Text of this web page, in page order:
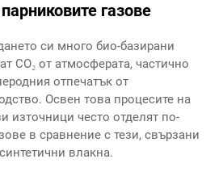
газове
си много био-базирани
CO₂ от атмосферата, частично
отпечатък от
Освен това процесите на
източници често отделят по-
в сравнение с тези, свързани
влакна.